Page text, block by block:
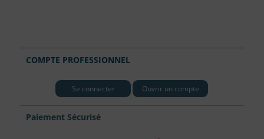
COMPTE PROFESSIONNEL
Se connecter Ouvrir un compte
Paiement Sécurisé